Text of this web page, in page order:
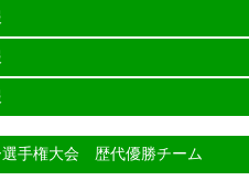
選手権大会 歴代優勝チーム